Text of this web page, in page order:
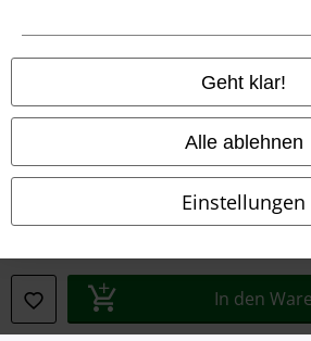
Geht klar!
Alle ablehnen
Einstellungen
In den
Alle Preise inkl. gesetzlicher
© 1986-2026 E.M.P. Merchandising HGmbH
EMP Online Shops
EMP France
EMP Deutschland